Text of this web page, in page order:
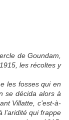
de Goundam,
les récoltes y
les fosses qui en
se décida alors à
Villatte, c’est-à-
l’aridité qui frappe